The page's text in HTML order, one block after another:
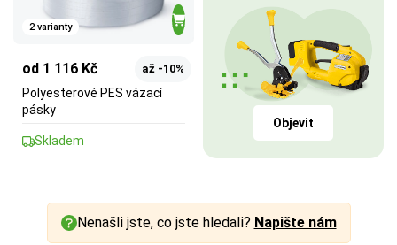
2 varianty
od 1 116 Kč až -10%
Polyesterové PES vázací
pásky
Skladem
Objevit
Nenašli jste, co jste hledali? Napište nám